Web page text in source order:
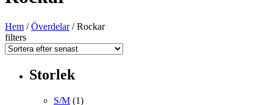
Hem /Överdelar/ Rockar
filters
Storlek
S/M (1)